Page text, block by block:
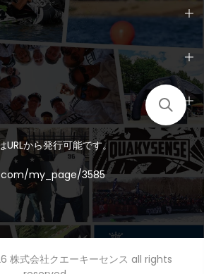
URLから発行可能です。
my_page/3585
株式会社クエーキーセンス all rights